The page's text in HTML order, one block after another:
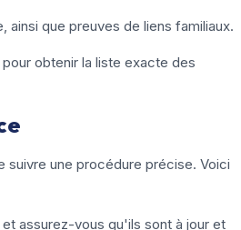
ainsi que preuves de liens familiaux.
pour obtenir la liste exacte des
suivre une procédure précise. Voici
assurez-vous qu'ils sont à jour et